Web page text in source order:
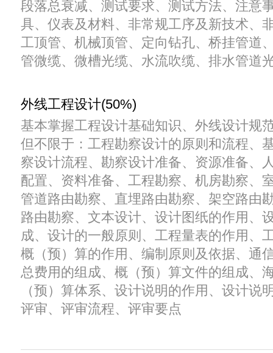
段落总衰减、测试要求、测试方法、注意
具、仪表及材料、非常规工序及新技术、
工顶管、机械顶管、定向钻孔、桥挂管道
管微缆、微槽光缆、水流吹缆、排水管道
外线工程设计(50%)
基本掌握工程设计基础知识、外线设计规
但不限于：工程勘察设计的原则和流程、
察设计流程、勘察设计准备、资源准备、
配置、资料准备、工程勘察、机房勘察、
管道路由勘察、直埋路由勘察、架空路由
路由勘察、文本设计、设计图纸的作用、
成、设计的一般原则、工程量表的作用、
概（预）算的作用、编制原则及依据、通
总费用的组成、概（预）算文件的组成、
（预）算体系、设计说明的作用、设计说
评审、评审流程、评审要点